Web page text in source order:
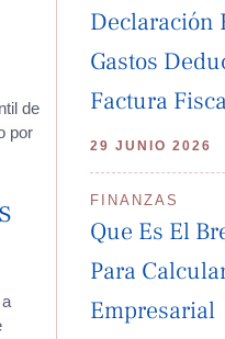
de
por
Declaración
Gastos
Factura
29 JUNIO 2026
FINANZAS
Que Es El
Para
Empresarial